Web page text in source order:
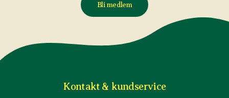
Bli medlem
Kontakt & kundservice